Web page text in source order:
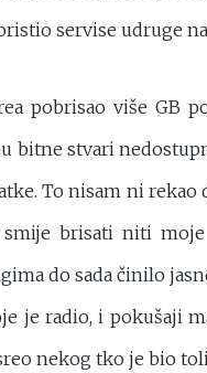
servise udruge
pobrisao više GB
bitne stvari
To nisam ni
brisati niti
do sada činilo
je radio, i pokušaji
nekog tko je bio